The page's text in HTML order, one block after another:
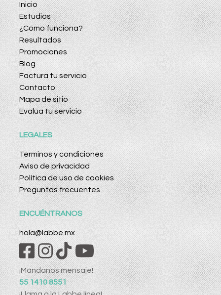
Inicio
Estudios
¿Cómo funciona?
Resultados
Promociones
Blog
Factura tu servicio
Contacto
Mapa de sitio
Evalúa tu servicio
LEGALES
Términos y condiciones
Aviso de privacidad
Política de uso de cookies
Preguntas frecuentes
ENCUÉNTRANOS
hola@labbe.mx
¡Mándanos mensaje!
55 1410 8551